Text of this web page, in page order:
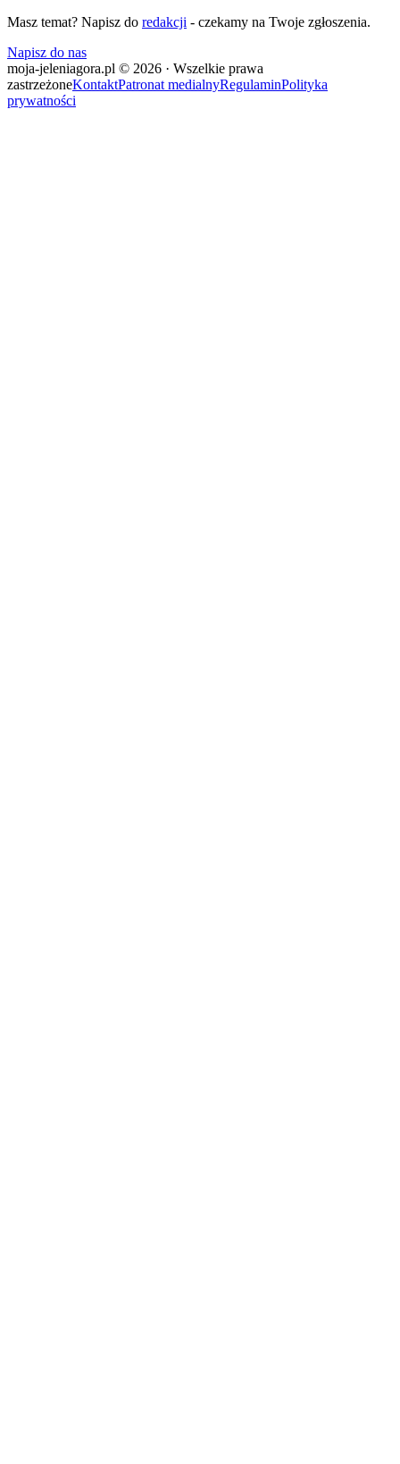
Masz temat? Napisz do redakcji - czekamy na Twoje zgłoszenia.
Napisz do nas
moja-jeleniagora.pl © 2026 · Wszelkie prawa
zastrzeżoneKontaktPatronat medialnyRegulaminPolityka
prywatności